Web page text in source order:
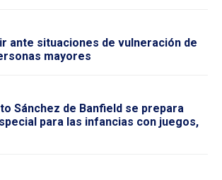
ante situaciones de vulneración de
mayores
Sánchez de Banfield se prepara
para las infancias con juegos,